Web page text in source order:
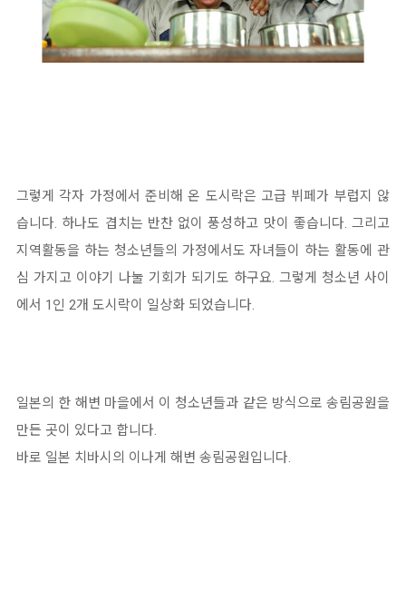
그렇게 각자 가정에서 준비해 온 도시락은 고급 뷔페가 부럽지 않
습니다. 하나도 겹치는 반찬 없이 풍성하고 맛이 좋습니다. 그리고
지역활동을 하는 청소년들의 가정에서도 자녀들이 하는 활동에 관
심 가지고 이야기 나눌 기회가 되기도 하구요. 그렇게 청소년 사이
에서 1인 2개 도시락이 일상화 되었습니다.
일본의 한 해변 마을에서 이 청소년들과 같은 방식으로 송림공원을
만든 곳이 있다고 합니다.
바로 일본 치바시의 이나게 해변 송림공원입니다.